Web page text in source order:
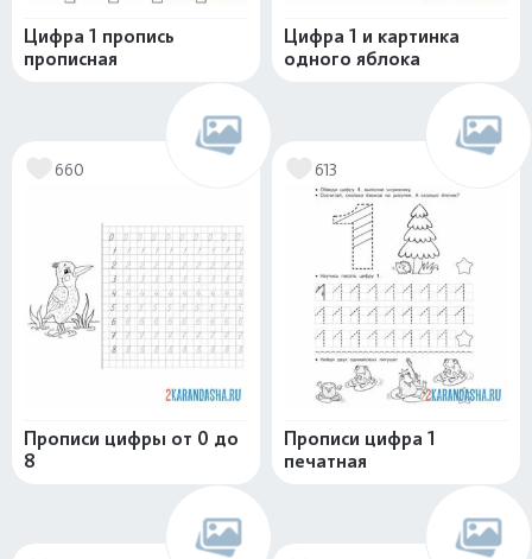
Цифра 1 пропись
прописная
Цифра 1 и картинка
одного яблока
660
Прописи цифры от 0 до
8
613
Прописи цифра 1
печатная